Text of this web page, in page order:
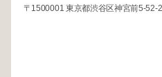
〒1500001 東京都渋谷区神宮前5-52-